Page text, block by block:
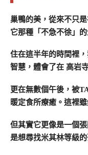
巢鴨的美，從來不只
它那種「不急不徐」
住在這半年的時間裡
智慧，體會了在 高岩
更在無數個午後，被
暖定食所療癒。這裡
但其實它更像是一個
是想尋找米其林等級